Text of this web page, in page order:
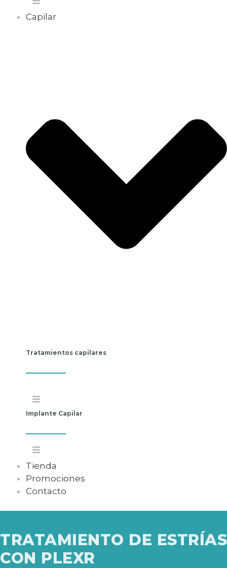
Capilar
Tratamientos capilares
Implante Capilar
Tienda
Promociones
Contacto
TRATAMIENTO DE ESTRÍAS
CON PLEXR